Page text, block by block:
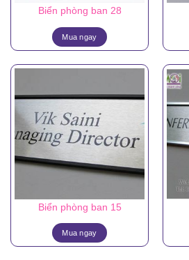
Biển phòng ban 28
Mua ngay
Biển phòng ban 15
Mua ngay